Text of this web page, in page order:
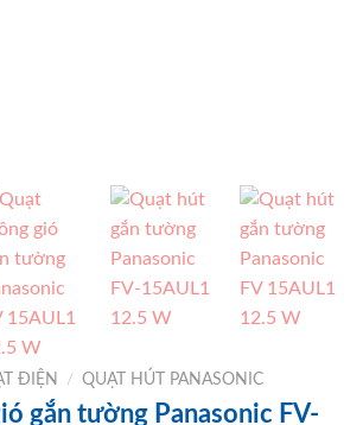
ĐIỆN / QUẠT HÚT PANASONIC
gắn tường Panasonic FV-